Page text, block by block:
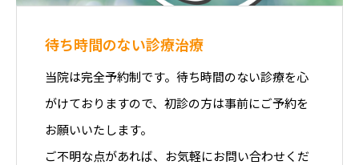
待ち時間のない診療治療
当院は完全予約制です。待ち時間のない診療を心
がけておりますので、初診の方は事前にご予約を
お願いいたします。
ご不明な点があれば、お気軽にお問い合わせくだ